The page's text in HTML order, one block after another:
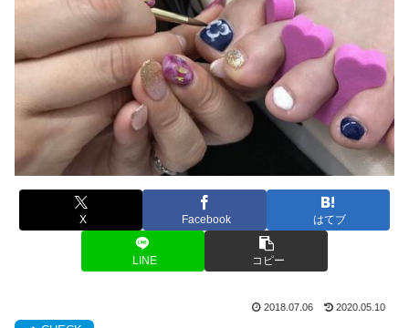
X Facebook はてブ
LINE コピー
2018.07.06 2020.05.10